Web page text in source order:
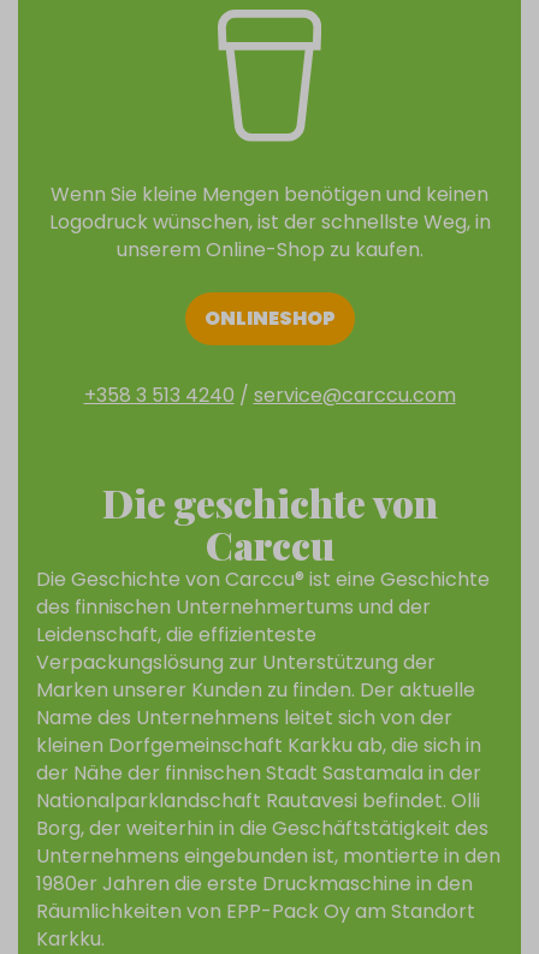
Wenn Sie kleine Mengen benötigen und keinen
Logodruck wünschen, ist der schnellste Weg, in
unserem Online-Shop zu kaufen.
ONLINESHOP
+358 3 513 4240 / service@carccu.com
Die geschichte von
Carccu
Die Geschichte von Carccu® ist eine Geschichte
des finnischen Unternehmertums und der
Leidenschaft, die effizienteste
Verpackungslösung zur Unterstützung der
Marken unserer Kunden zu finden. Der aktuelle
Name des Unternehmens leitet sich von der
kleinen Dorfgemeinschaft Karkku ab, die sich in
der Nähe der finnischen Stadt Sastamala in der
Nationalparklandschaft Rautavesi befindet. Olli
Borg, der weiterhin in die Geschäftstätigkeit des
Unternehmens eingebunden ist, montierte in den
1980er Jahren die erste Druckmaschine in den
Räumlichkeiten von EPP-Pack Oy am Standort
Karkku.